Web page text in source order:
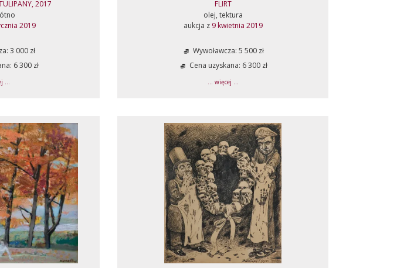
2017
2019
3 000 zł
6 300 zł
...
FLIRT
olej, tektura
aukcja z 9 kwietnia 2019
Wywoławcza: 5 500 zł
Cena uzyskana: 6 300 zł
... więcej ...